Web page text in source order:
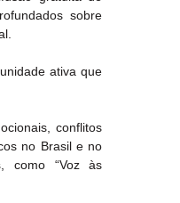
sobre
ativa que
conflitos
no Brasil e no
como “Voz às